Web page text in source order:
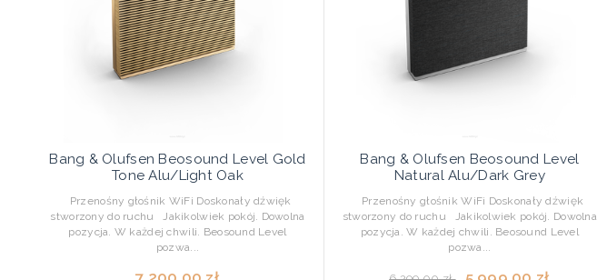
Bang & Olufsen Beosound Level Gold
Tone Alu/Light Oak
Przenośny głośnik WiFi Doskonały dźwięk
stworzony do ruchu Jakikolwiek pokój. Dowolna
pozycja. W każdej chwili. Beosound Level
pozwa...
Bang & Olufsen Beosound Level
Natural Alu/Dark Grey
Przenośny głośnik WiFi Doskonały dźwięk
stworzony do ruchu Jakikolwiek pokój. Dowolna
pozycja. W każdej chwili. Beosound Level
pozwa...